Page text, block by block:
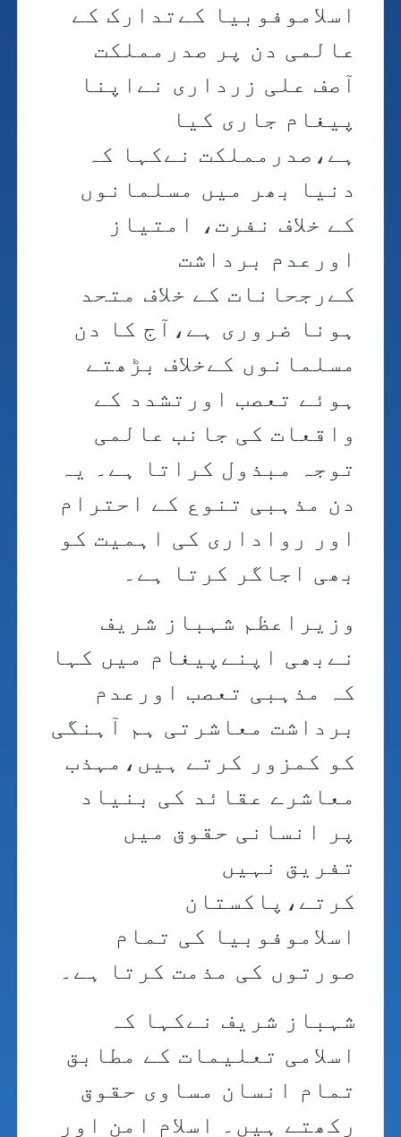
اسلاموفوبیا کےتدارک کے
عالمی دن پر صدرمملکت
آصف علی زرداری نےاپنا
پیغام جاری کیا
ہے،صدرمملکت نےکہا کہ
دنیا بھر میں مسلمانوں
کے خلاف نفرت، امتیاز
اورعدم برداشت
کےرجحانات کے خلاف متحد
ہونا ضروری ہے،آج کا دن
مسلمانوں کےخلاف بڑھتے
ہوئے تعصب اورتشدد کے
واقعات کی جانب عالمی
توجہ مبذول کراتا ہے۔ یہ
دن مذہبی تنوع کے احترام
اور رواداری کی اہمیت کو
بھی اجاگر کرتا ہے۔
وزیراعظم شہباز شریف
نےبھی اپنےپیغام میں کہا
کہ مذہبی تعصب اورعدم
برداشت معاشرتی ہم آہنگی
کو کمزور کرتے ہیں،مہذب
معاشرے عقائد کی بنیاد
پر انسانی حقوق میں
تفریق نہیں
کرتے،پاکستان
اسلاموفوبیا کی تمام
صورتوں کی مذمت کرتا ہے۔
شہباز شریف نےکہا کہ
اسلامی تعلیمات کے مطابق
تمام انسان مساوی حقوق
رکھتے ہیں۔ اسلام امن اور